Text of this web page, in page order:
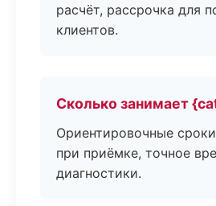
расчёт, рассрочка для
клиентов.
Сколько занимает
Ориентировочные
при приёмке, точное
диагностики.